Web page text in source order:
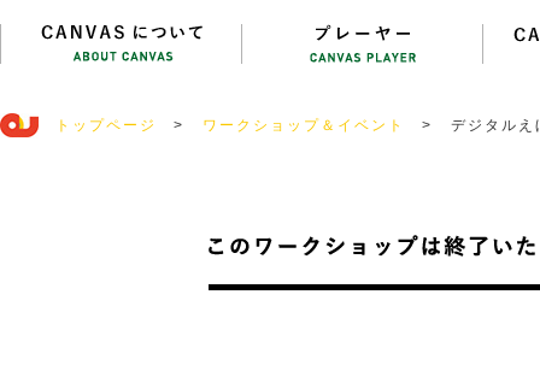
トップページ > ワークショップ＆イベント > デジタル